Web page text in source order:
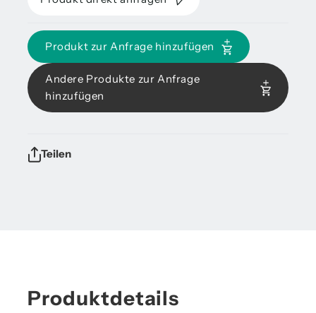
Produkt zur Anfrage hinzufügen
Andere Produkte zur Anfrage
hinzufügen
Teilen
Produktdetails